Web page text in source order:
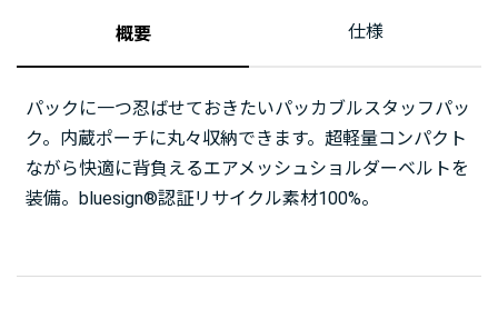
概要 仕様
パックに一つ忍ばせておきたいパッカブルスタッフパッ
ク。内蔵ポーチに丸々収納できます。超軽量コンパクト
ながら快適に背負えるエアメッシュショルダーベルトを
装備。bluesign®認証リサイクル素材100%。